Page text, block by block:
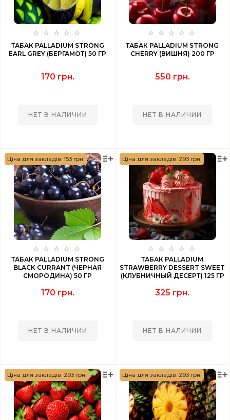
ТАБАК PALLADIUM STRONG
EARL GREY (БЕРГАМОТ) 50 ГР
170 грн.
НЕТ В НАЛИЧИИ
ТАБАК PALLADIUM STRONG
CHERRY (ВИШНЯ) 200 ГР
550 грн.
НЕТ В НАЛИЧИИ
Ціна для закладів: 153 грн.
ТАБАК PALLADIUM STRONG
BLACK CURRANT (ЧЕРНАЯ
СМОРОДИНА) 50 ГР
170 грн.
НЕТ В НАЛИЧИИ
Ціна для закладів: 293 грн.
ТАБАК PALLADIUM
STRAWBERRY DESSERT SWEET
(КЛУБНИЧНЫЙ ДЕСЕРТ) 125 ГР
325 грн.
НЕТ В НАЛИЧИИ
Ціна для закладів: 293 грн. Ціна для закладів: 293 грн.